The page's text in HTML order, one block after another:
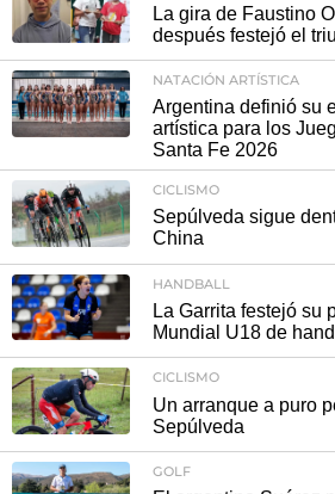
La gira de Faustino
después festejó el
NATACIÓN ARTÍSTICA
Argentina definió su
artística para los
Santa Fe 2026
CICLISMO
Sepúlveda sigue
China
HANDBALL
La Garrita festejó su
Mundial U18 de
CICLISMO
Un arranque a puro
Sepúlveda
GOLF